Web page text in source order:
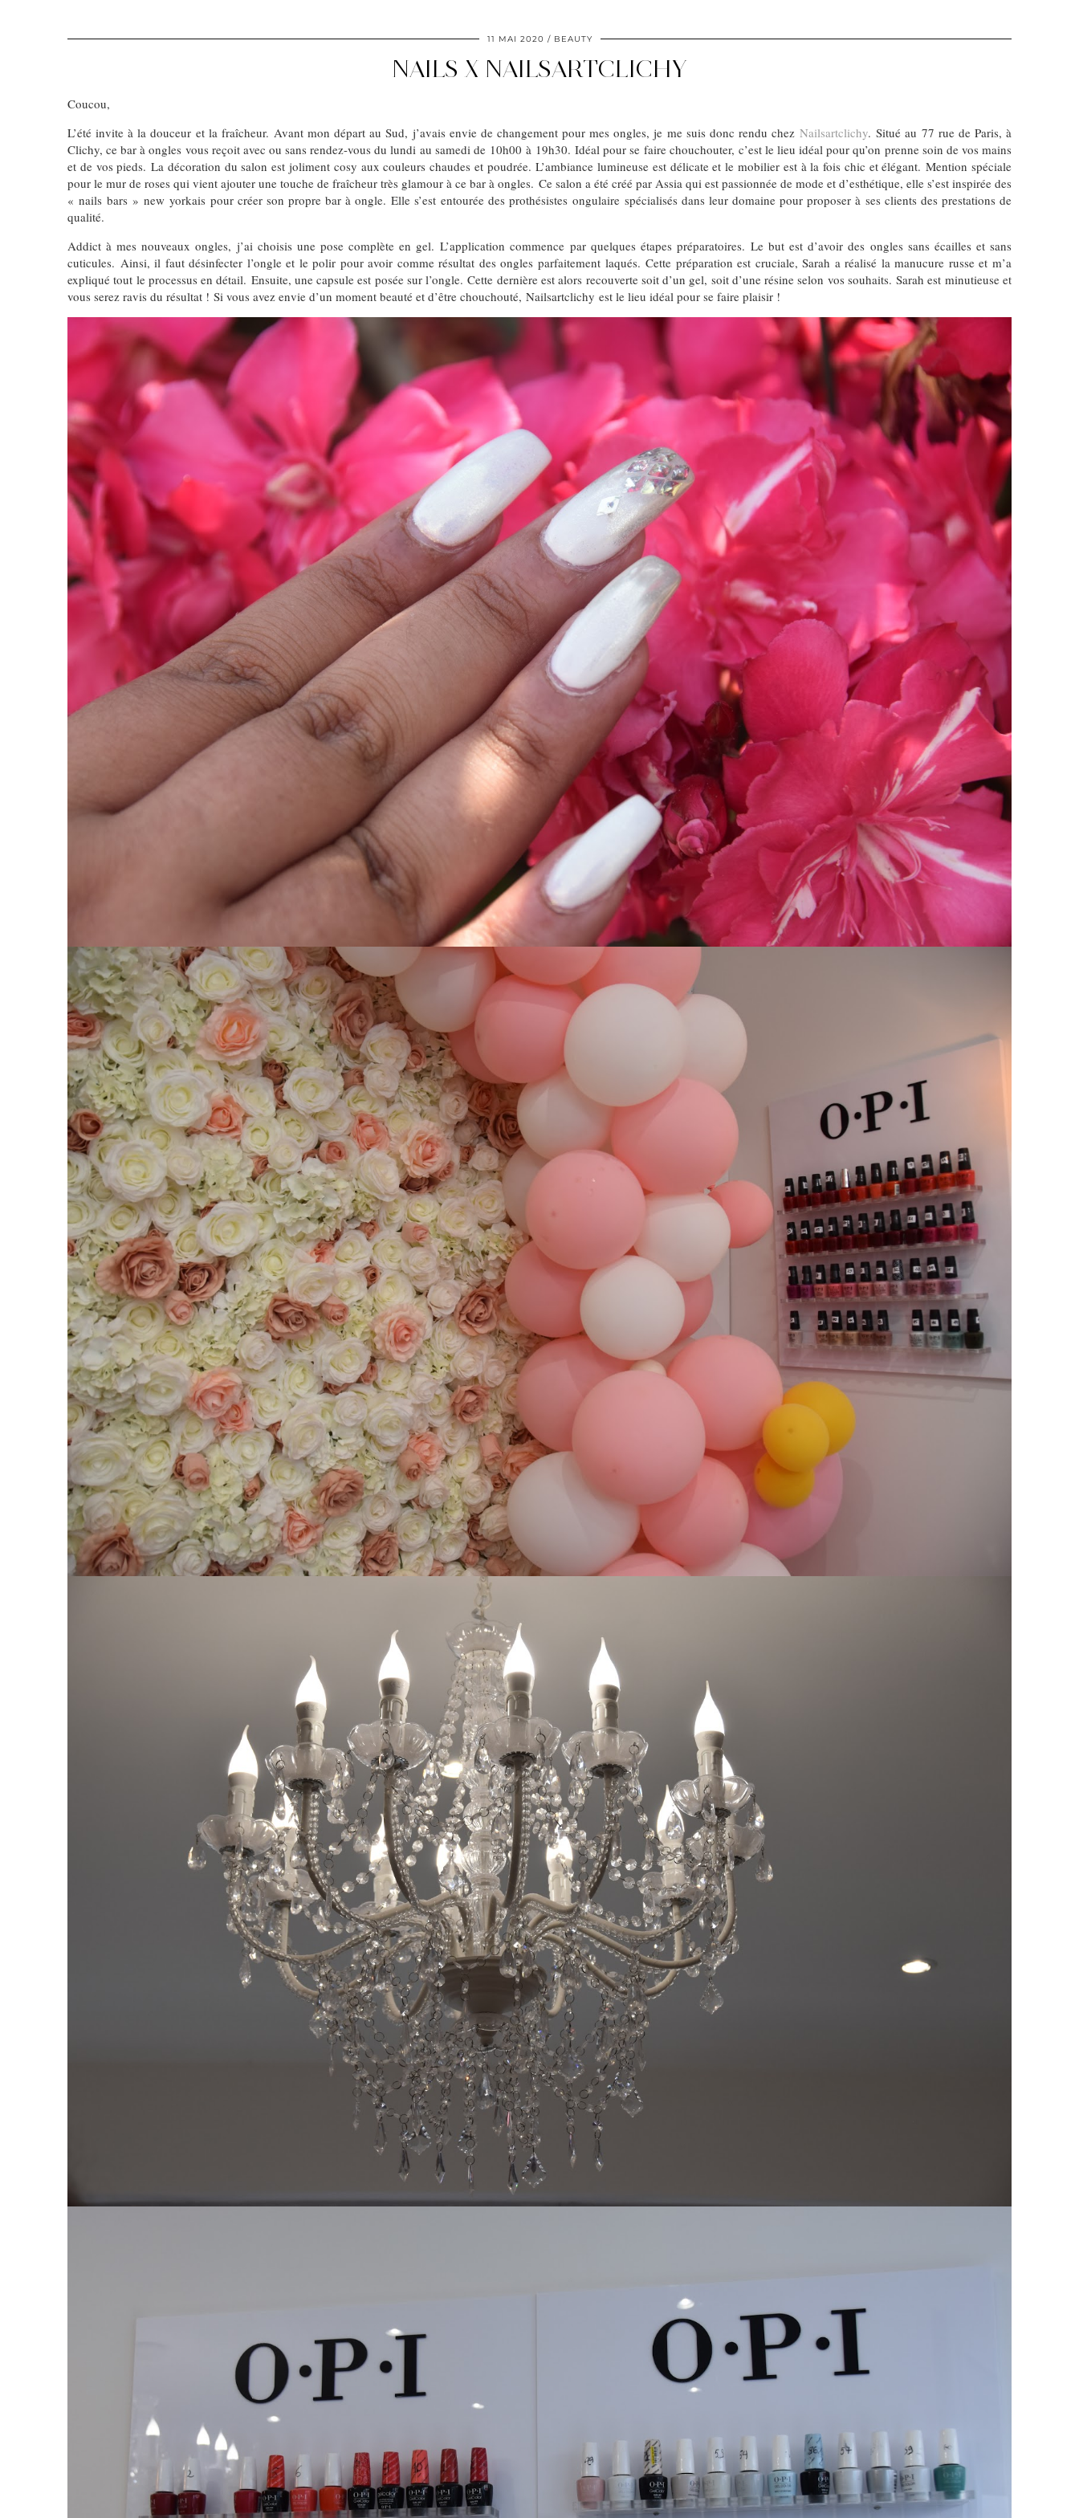
11 MAI 2020 BEAUTY
NAILS X NAILSARTCLICHY
Coucou,
L’été invite à la douceur et la fraîcheur. Avant mon départ au Sud, j’avais envie de changement pour mes ongles, je me suis donc rendu chezNailsartclichy. Situé au 77 rue de Paris, à
Clichy, ce bar à ongles vous reçoit avec ou sans rendez-vous du lundi au samedi de 10h00 à 19h30. Idéal pour se faire chouchouter, c’est le lieu idéal pour qu’on prenne soin de vos mains
et de vos pieds. La décoration du salon est joliment cosy aux couleurs chaudes et poudrée. L’ambiance lumineuse est délicate et le mobilier est à la fois chic et élégant. Mention spéciale
pour le mur de roses qui vient ajouter une touche de fraîcheur très glamour à ce bar à ongles. Ce salon a été créé par Assia qui est passionnée de mode et d’esthétique, elle s’est inspirée des
« nails bars » new yorkais pour créer son propre bar à ongle. Elle s’est entourée des prothésistes ongulaire spécialisés dans leur domaine pour proposer à ses clients des prestations de
qualité.
Addict à mes nouveaux ongles, j’ai choisis une pose complète en gel. L’application commence par quelques étapes préparatoires. Le but est d’avoir des ongles sans écailles et sans
cuticules. Ainsi, il faut désinfecter l’ongle et le polir pour avoir comme résultat des ongles parfaitement laqués. Cette préparation est cruciale, Sarah a réalisé la manucure russe et m’a
expliqué tout le processus en détail. Ensuite, une capsule est posée sur l’ongle. Cette dernière est alors recouverte soit d’un gel, soit d’une résine selon vos souhaits. Sarah est minutieuse et
vous serez ravis du résultat ! Si vous avez envie d’un moment beauté et d’être chouchouté, Nailsartclichy est le lieu idéal pour se faire plaisir !